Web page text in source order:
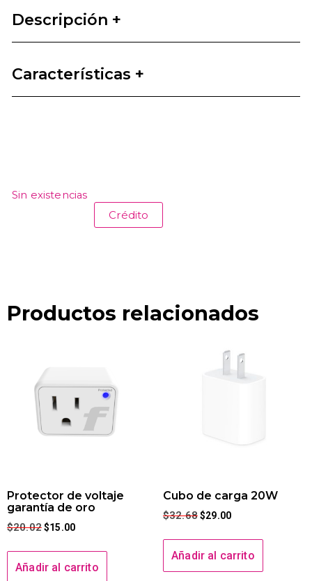
Descripción +
Características +
Sin existencias
Crédito
Productos relacionados
Protector de voltaje
garantía de oro
$20.02$15.00
Añadir al carrito
Cubo de carga 20W
$32.68$29.00
Añadir al carrito